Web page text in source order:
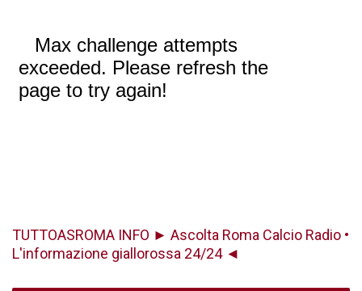
TUTTOASROMA INFO ► Ascolta Roma Calcio Radio •
L'informazione giallorossa 24/24 ◄